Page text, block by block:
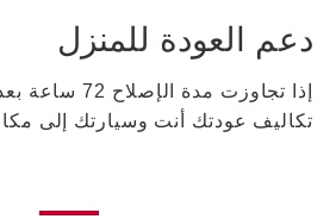
دعم العودة للمنزل
إذا تجاوزت مدة
تكاليف عودتك أنت وسيارتك إلى